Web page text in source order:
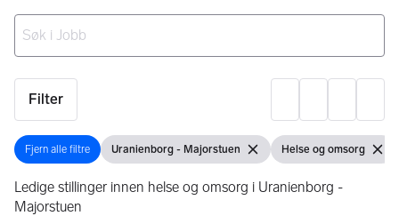
Filter
Fjern alle filtre
Fjern alle filtre Vis filter
Uranienborg - Majorstuen Fjern filterVis filter
Helse og omsorg
Ledige stillinger innen helse og omsorg i Uranienborg -
Majorstuen